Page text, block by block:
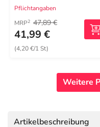
Pflichtangaben
MRP2 47,89 €
41,99 €
(4,20 €/1 St)
Weitere
Artikelbeschreibung